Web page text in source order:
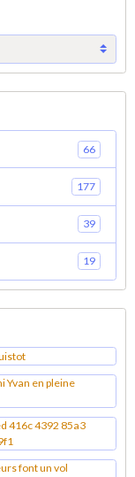
66
177
39
19